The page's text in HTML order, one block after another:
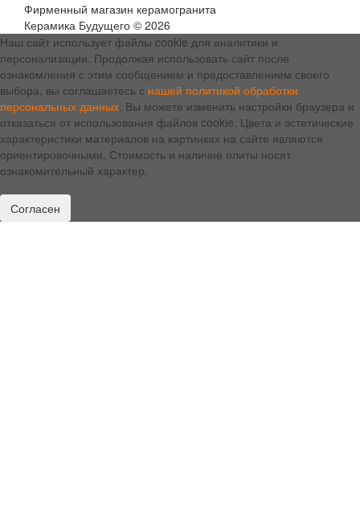
Фирменный магазин керамогранита
Керамика Будущего © 2026
Наш сайт использует файлы cookie для аналитики и
персонализации. Продолжая использовать сайт после
ознакомления с этим сообщением и предоставлением своего
выбора, вы соглашаетесь с нашей политикой обработки
персональных данных. Вы можете изменить настройки браузера и
отказаться от использования файлов cookie. Цвета и эстетические
характеристики материалов на картинках на сайте являются
ориентировочными. Стоимость и наличие плиты носят
ознакомительный характер.
Согласен